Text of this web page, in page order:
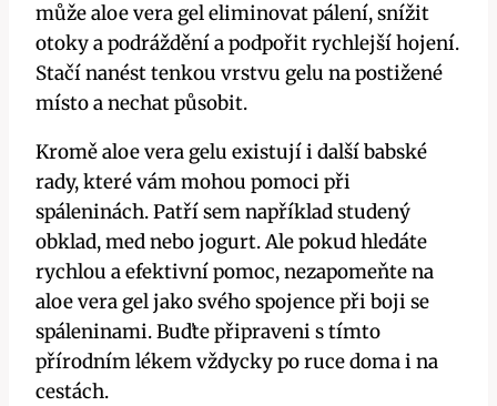
může aloe vera gel eliminovat pálení, snížit
otoky a podráždění a podpořit rychlejší hojení.
Stačí nanést tenkou vrstvu gelu na postižené
místo a nechat působit.
Kromě aloe vera gelu existují i další babské
rady, které vám mohou pomoci při
spáleninách. Patří sem například studený
obklad, med nebo jogurt. Ale pokud hledáte
rychlou a efektivní pomoc, nezapomeňte na
aloe vera gel jako svého spojence při boji se
spáleninami. Buďte připraveni s tímto
přírodním lékem vždycky po ruce doma i na
cestách.